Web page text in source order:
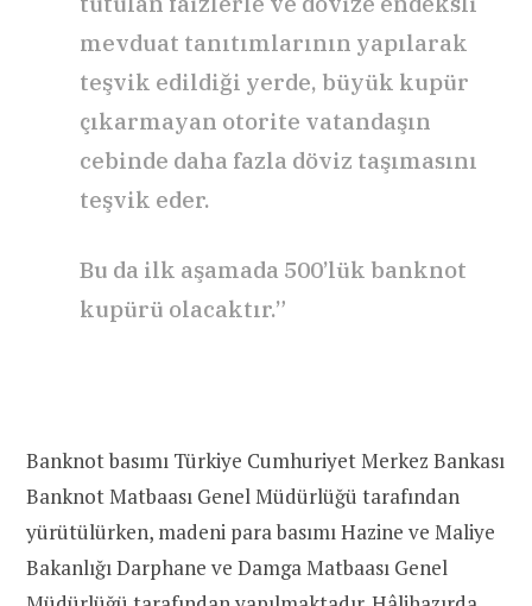
mevduat tanıtımlarının yapılarak
teşvik edildiği yerde, büyük kupür
çıkarmayan otorite vatandaşın
cebinde daha fazla döviz taşımasını
teşvik eder.
Bu da ilk aşamada 500’lük banknot
kupürü olacaktır.”
Banknot basımı Türkiye Cumhuriyet Merkez Bankası
Banknot Matbaası Genel Müdürlüğü tarafından
yürütülürken, madeni para basımı Hazine ve Maliye
Bakanlığı Darphane ve Damga Matbaası Genel